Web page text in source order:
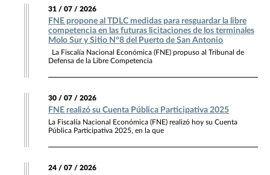
31 / 07 / 2026
FNE propone al TDLC medidas para resguardar la libre
competencia en las futuras licitaciones de los terminales
Molo Sur y Sitio N°8 del Puerto de San Antonio
La Fiscalía Nacional Económica (FNE) propuso al Tribunal de
Defensa de la Libre Competencia
30 / 07 / 2026
FNE realizó su Cuenta Pública Participativa 2025
La Fiscalía Nacional Económica (FNE) realizó hoy su Cuenta
Pública Participativa 2025, en la que
24 / 07 / 2026